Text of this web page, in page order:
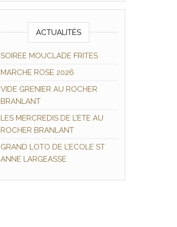
ACTUALITÉS
SOIREE MOUCLADE FRITES
MARCHE ROSE 2026
VIDE GRENIER AU ROCHER
BRANLANT
LES MERCREDIS DE L’ETE AU
ROCHER BRANLANT
GRAND LOTO DE L’ECOLE ST
ANNE LARGEASSE